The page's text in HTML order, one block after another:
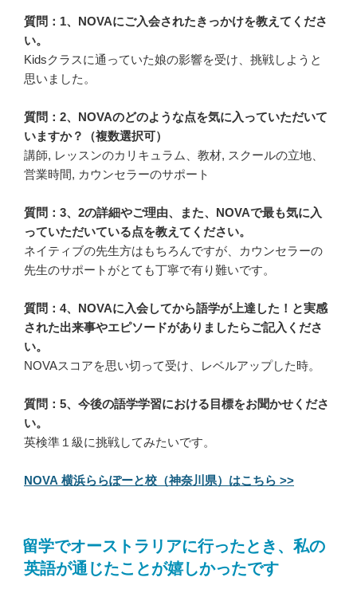
質問：1、NOVAにご入会されたきっかけを教えてくださ
い。
Kidsクラスに通っていた娘の影響を受け、挑戦しようと
思いました。
質問：2、NOVAのどのような点を気に入っていただいて
いますか？（複数選択可）
講師, レッスンのカリキュラム、教材, スクールの立地、
営業時間, カウンセラーのサポート
質問：3、2の詳細やご理由、また、NOVAで最も気に入
っていただいている点を教えてください。
ネイティブの先生方はもちろんですが、カウンセラーの
先生のサポートがとても丁寧で有り難いです。
質問：4、NOVAに入会してから語学が上達した！と実感
された出来事やエピソードがありましたらご記入くださ
い。
NOVAスコアを思い切って受け、レベルアップした時。
質問：5、今後の語学学習における目標をお聞かせくださ
い。
英検準１級に挑戦してみたいです。
NOVA 横浜ららぽーと校（神奈川県）はこちら >>
留学でオーストラリアに行ったとき、私の
英語が通じたことが嬉しかったです